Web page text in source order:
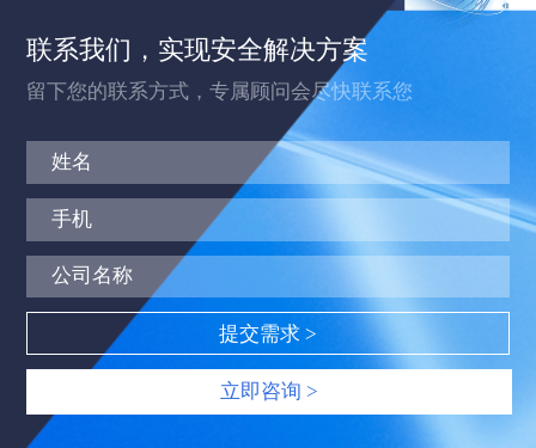
联系我们，实现安全解决方案
留下您的联系方式，专属顾问会尽快联系您
立即咨询 >